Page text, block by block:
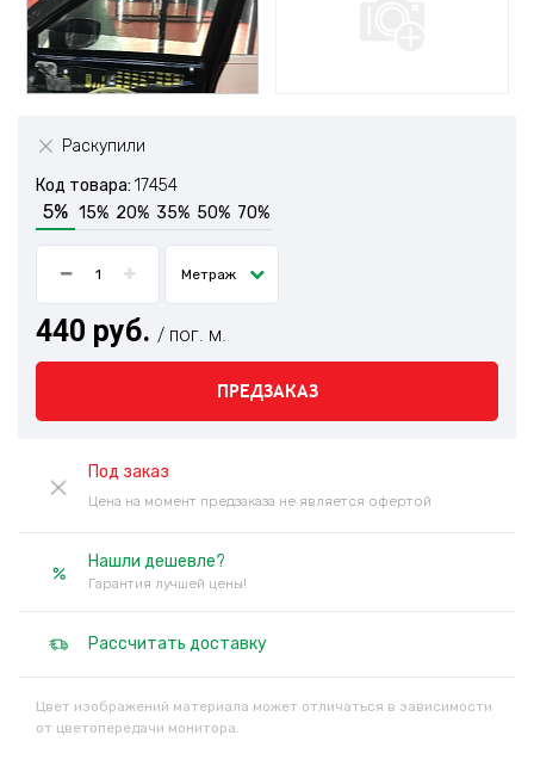
Раскупили
Код товара: 17454
5% 15% 20% 35% 50% 70%
Метраж
440 руб. / пог. м.
ПРЕДЗАКАЗ
Под заказ
Цена на момент предзаказа не является офертой
Нашли дешевле?
Гарантия лучшей цены!
Рассчитать доставку
Цвет изображений материала может отличаться в зависимости
от цветопередачи монитора.